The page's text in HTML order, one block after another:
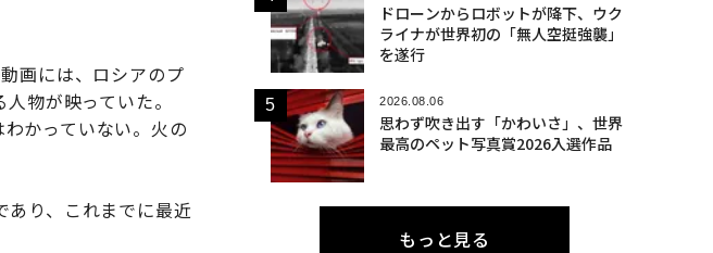
画には、ロシアのプ
物が映っていた。
かっていない。火の
り、これまでに最近
ドローンからロボットが降下、ウク
ライナが世界初の「無人空挺強襲」
を遂行
2026.08.06
思わず吹き出す「かわいさ」、世界
最高のペット写真賞2026入選作品
もっと見る